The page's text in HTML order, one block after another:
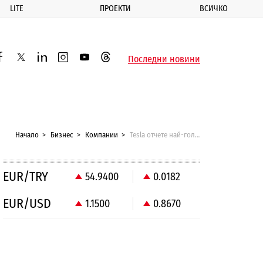
LITE ПРОЕКТИ ВСИЧКО
twitterlinkedininstagram
youtubethreadsПоследни новини
Начало Бизнес Компании Tesla отчете най-голямата загуба в историята си
EUR/TRY 54.9400 0.0182
EUR/USD 1.1500 0.8670